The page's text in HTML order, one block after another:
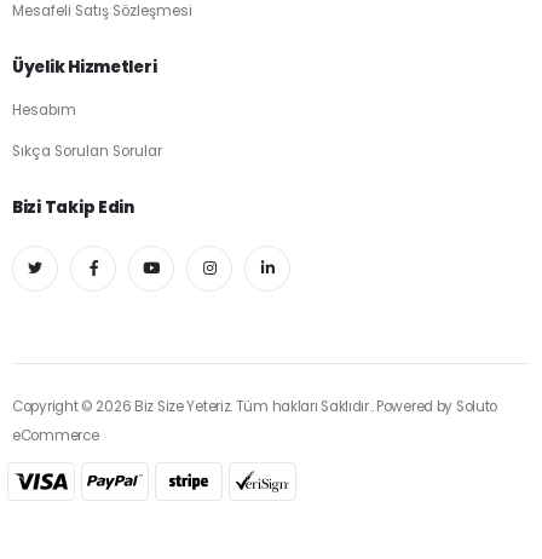
Mesafeli Satış Sözleşmesi
Üyelik Hizmetleri
Hesabım
Sıkça Sorulan Sorular
Bizi Takip Edin
Copyright © 2026 Biz Size Yeteriz. Tüm hakları Saklıdır.. Powered by Soluto
eCommerce